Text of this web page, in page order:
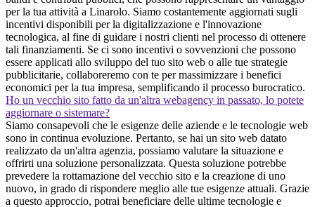
per la tua attività a Linarolo. Siamo costantemente aggiornati sugli
incentivi disponibili per la digitalizzazione e l'innovazione
tecnologica, al fine di guidare i nostri clienti nel processo di ottenere
tali finanziamenti. Se ci sono incentivi o sovvenzioni che possono
essere applicati allo sviluppo del tuo sito web o alle tue strategie
pubblicitarie, collaboreremo con te per massimizzare i benefici
economici per la tua impresa, semplificando il processo burocratico.
Ho un vecchio sito fatto da un'altra webagency in passato, lo potete
aggiornare o sistemare?
Siamo consapevoli che le esigenze delle aziende e le tecnologie web
sono in continua evoluzione. Pertanto, se hai un sito web datato
realizzato da un'altra agenzia, possiamo valutare la situazione e
offrirti una soluzione personalizzata. Questa soluzione potrebbe
prevedere la rottamazione del vecchio sito e la creazione di uno
nuovo, in grado di rispondere meglio alle tue esigenze attuali. Grazie
a questo approccio, potrai beneficiare delle ultime tecnologie e